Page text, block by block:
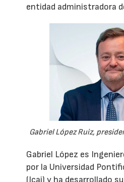
entidad administradora
Gabriel López Ruiz,
Gabriel López es
por la Universidad
(Icai) y ha desarrollado